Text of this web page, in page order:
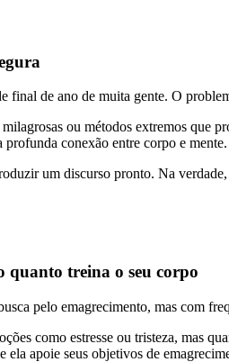
final de ano de muita gente. O
ou métodos extremos que
conexão entre corpo e mente.
um discurso pronto. Na
quanto treina o seu corpo
pelo emagrecimento, mas com
como estresse ou tristeza, mas
ela apoie seus objetivos de